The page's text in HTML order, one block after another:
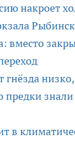
накроет
вместо
гнёзда
предки
в